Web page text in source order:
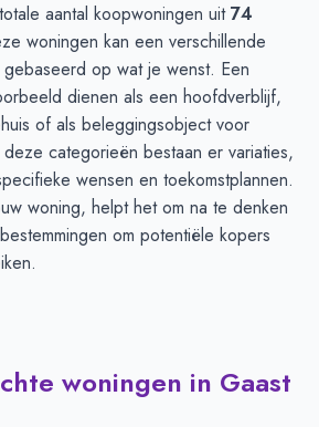
aantal koopwoningen uit74
woningen kan een verschillende
op wat je wenst. Een
dienen als een hoofdverblijf,
of als beleggingsobject voor
categorieën bestaan er variaties,
wensen en toekomstplannen.
woning, helpt het om na te denken
om potentiële kopers
woningen in Gaast